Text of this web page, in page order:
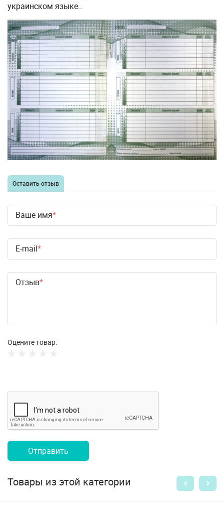
украинском языке..
Оставить отзыв
Ваше имя
E-mail
Отзыв
Оцените товар:
Отправить
Товары из этой категории